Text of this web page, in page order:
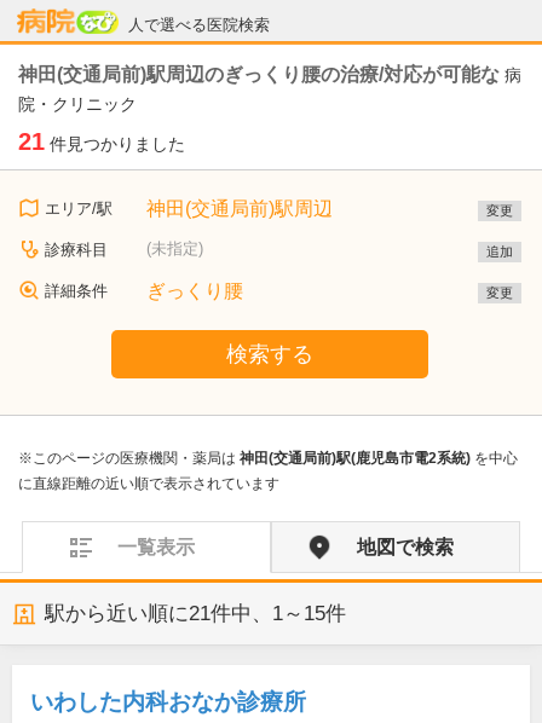
人で選べる医院検索
病院なび
神田(交通局前)駅周辺のぎっくり腰の治療/対応が可能な 病
院・クリニック
21 件見つかりました
エリア/駅 神田(交通局前)駅周辺 変更
診療科目 (未指定) 追加
詳細条件 ぎっくり腰 変更
検索する
※このページの医療機関・薬局は 神田(交通局前)駅(鹿児島市電2系統) を中心
に直線距離の近い順で表示されています
一覧表示 地図で検索
駅から近い順に21件中、 1～15件
いわした内科おなか診療所